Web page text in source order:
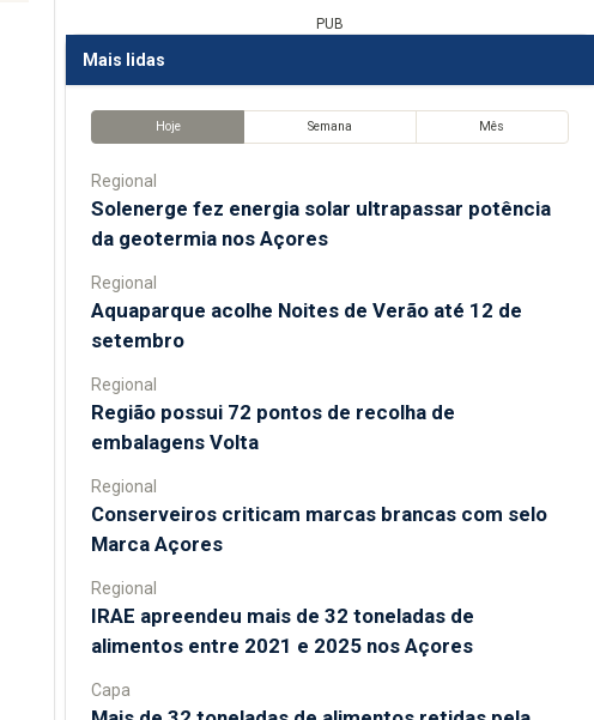
PUB
Mais lidas
Hoje Semana Mês
Regional
Solenerge fez energia solar ultrapassar potência
da geotermia nos Açores
Regional
Aquaparque acolhe Noites de Verão até 12 de
setembro
Regional
Região possui 72 pontos de recolha de
embalagens Volta
Regional
Conserveiros criticam marcas brancas com selo
Marca Açores
Regional
IRAE apreendeu mais de 32 toneladas de
alimentos entre 2021 e 2025 nos Açores
Capa